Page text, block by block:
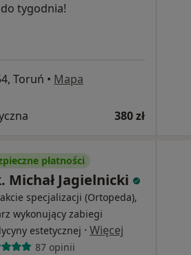
tygodnia!
Toruń • Mapa
380 zł
płatności
Michał Jagielnicki
specjalizacji (Ortopeda),
wykonujący zabiegi
estetycznej · Więcej
87 opinii